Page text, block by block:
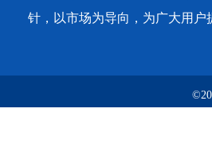
针，以市场为导向，为广大用户